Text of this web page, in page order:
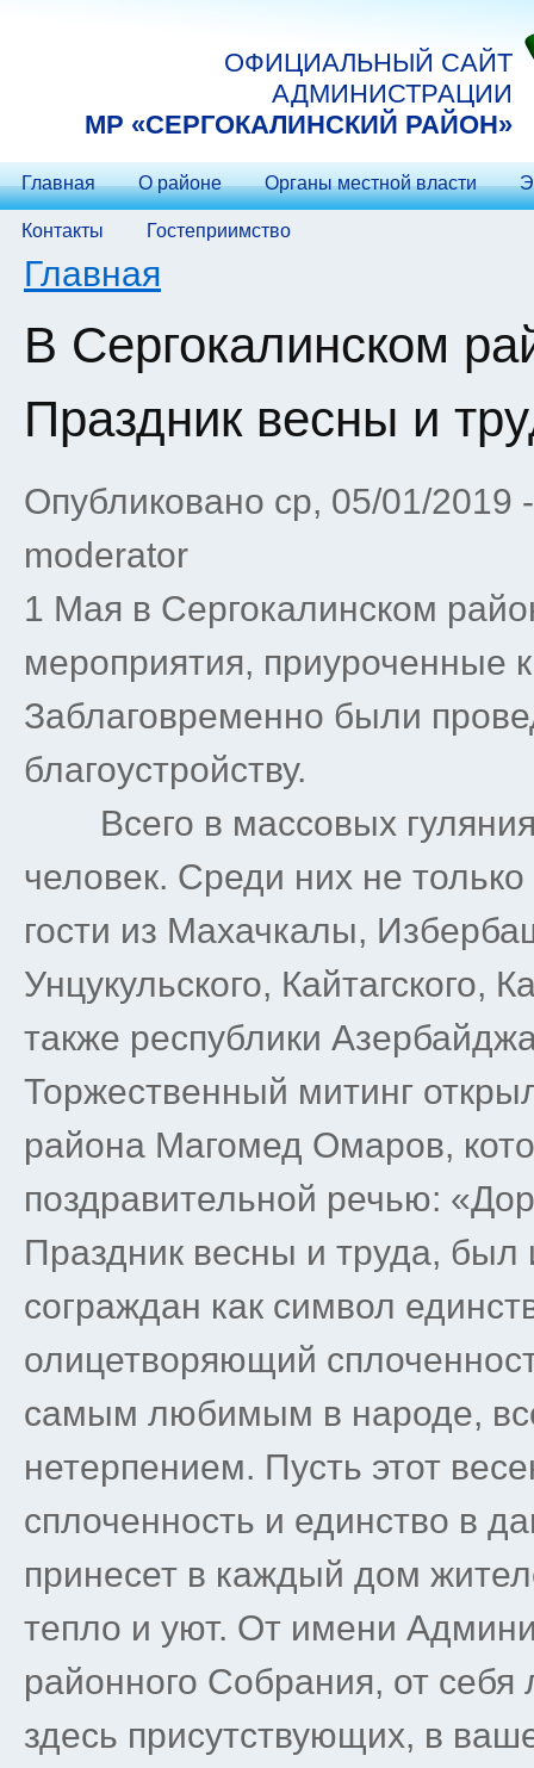
ОФИЦИАЛЬНЫЙ САЙТ
АДМИНИСТРАЦИИ
МP «СЕРГОКАЛИНСКИЙ РАЙОН»
Главная О районе Органы местной власти
Контакты Гостеприимство
Вы здесь
Главная
В Сергокалинском
Праздник весны и
Опубликовано ср, 05/01/2019
moderator
1 Мая в Сергокалинском
мероприятия, приуроченные
Заблаговременно были
благоустройству.
Всего в массовых
человек. Среди них не
гости из Махачкалы,
Унцукульского, Кайтагского,
также республики
Торжественный митинг
района Магомед Омаров,
поздравительной речью:
Праздник весны и труда, был
сограждан как символ
олицетворяющий
самым любимым в народе,
нетерпением. Пусть этот
сплоченность и единство в
принесет в каждый дом
тепло и уют. От имени
районного Собрания, от себя
здесь присутствующих, в